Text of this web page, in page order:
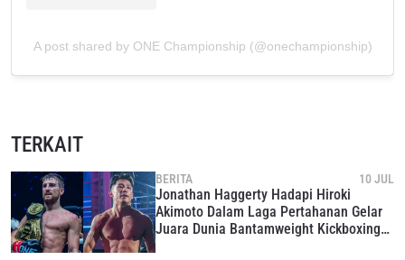
A post shared by ONE Championship (@onechampionship)
TERKAIT
BERITA 10 JUL
Jonathan Haggerty Hadapi Hiroki
Akimoto Dalam Laga Pertahanan Gelar
Juara Dunia Bantamweight Kickboxing